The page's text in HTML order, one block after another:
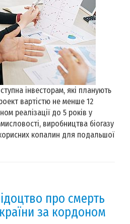
інвесторам, які планують
вартістю не менше 12
реалізації до 5 років у
виробництва біогазу
копалин для подальшої
про смерть
за кордоном